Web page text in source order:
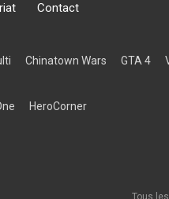
Contact
Chinatown Wars GTA 4
HeroCorner